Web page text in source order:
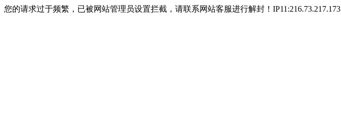
您的请求过于频繁，已被网站管理员设置拦截，请联系网站客服进行解封！IP11:216.73.217.173